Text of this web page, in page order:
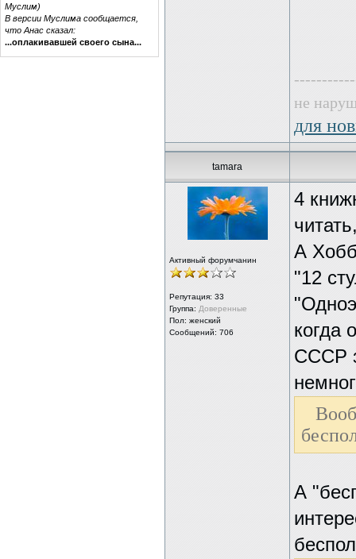
Муслим)
В версии Муслима сообщается,
что Анас сказал:
...оплакивавшей своего сына...
не
для
tamara
Активный форумчанин
Репутация: 33
Группа: Доверенные
Пол: женский
Сообщений: 706
4
А
"12
когда
СССР
А